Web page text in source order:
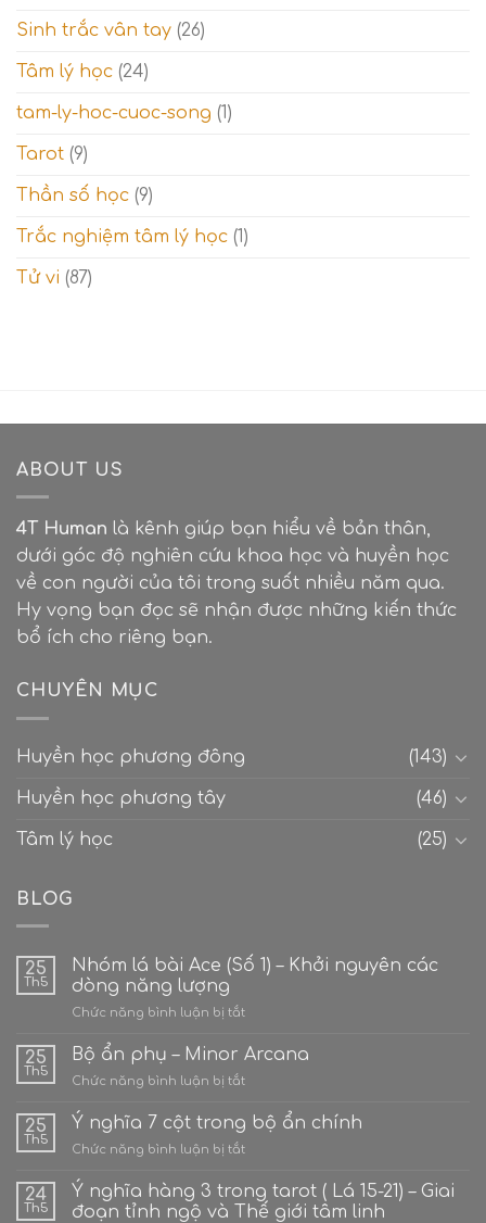
Sinh trắc vân tay (26)
Tâm lý học (24)
tam-ly-hoc-cuoc-song (1)
Tarot (9)
Thần số học (9)
Trắc nghiệm tâm lý học (1)
Tử vi (87)
ABOUT US
4T Human là kênh giúp bạn hiểu về bản thân,
dưới góc độ nghiên cứu khoa học và huyền học
về con người của tôi trong suốt nhiều năm qua.
Hy vọng bạn đọc sẽ nhận được những kiến thức
bổ ích cho riêng bạn.
CHUYÊN MỤC
Huyền học phương đông (143)
Huyền học phương tây (46)
Tâm lý học (25)
BLOG
25
Th5
Nhóm lá bài Ace (Số 1) – Khởi nguyên các
dòng năng lượng
Chức năng bình luận bị tắtở
lá
Ace
1)
các
dòng
25
Th5
Bộ ẩn phụ – Minor Arcana
Chức năng bình luận bị tắtở
ẩn
phụ
–
Arcana
25
Th5
Ý nghĩa 7 cột trong bộ ẩn chính
Chức năng bình luận bị tắtở
nghĩa
7
24
Th5
Ý nghĩa hàng 3 trong tarot ( Lá 15-21) – Giai
đoạn tỉnh ngộ và Thế giới tâm linh